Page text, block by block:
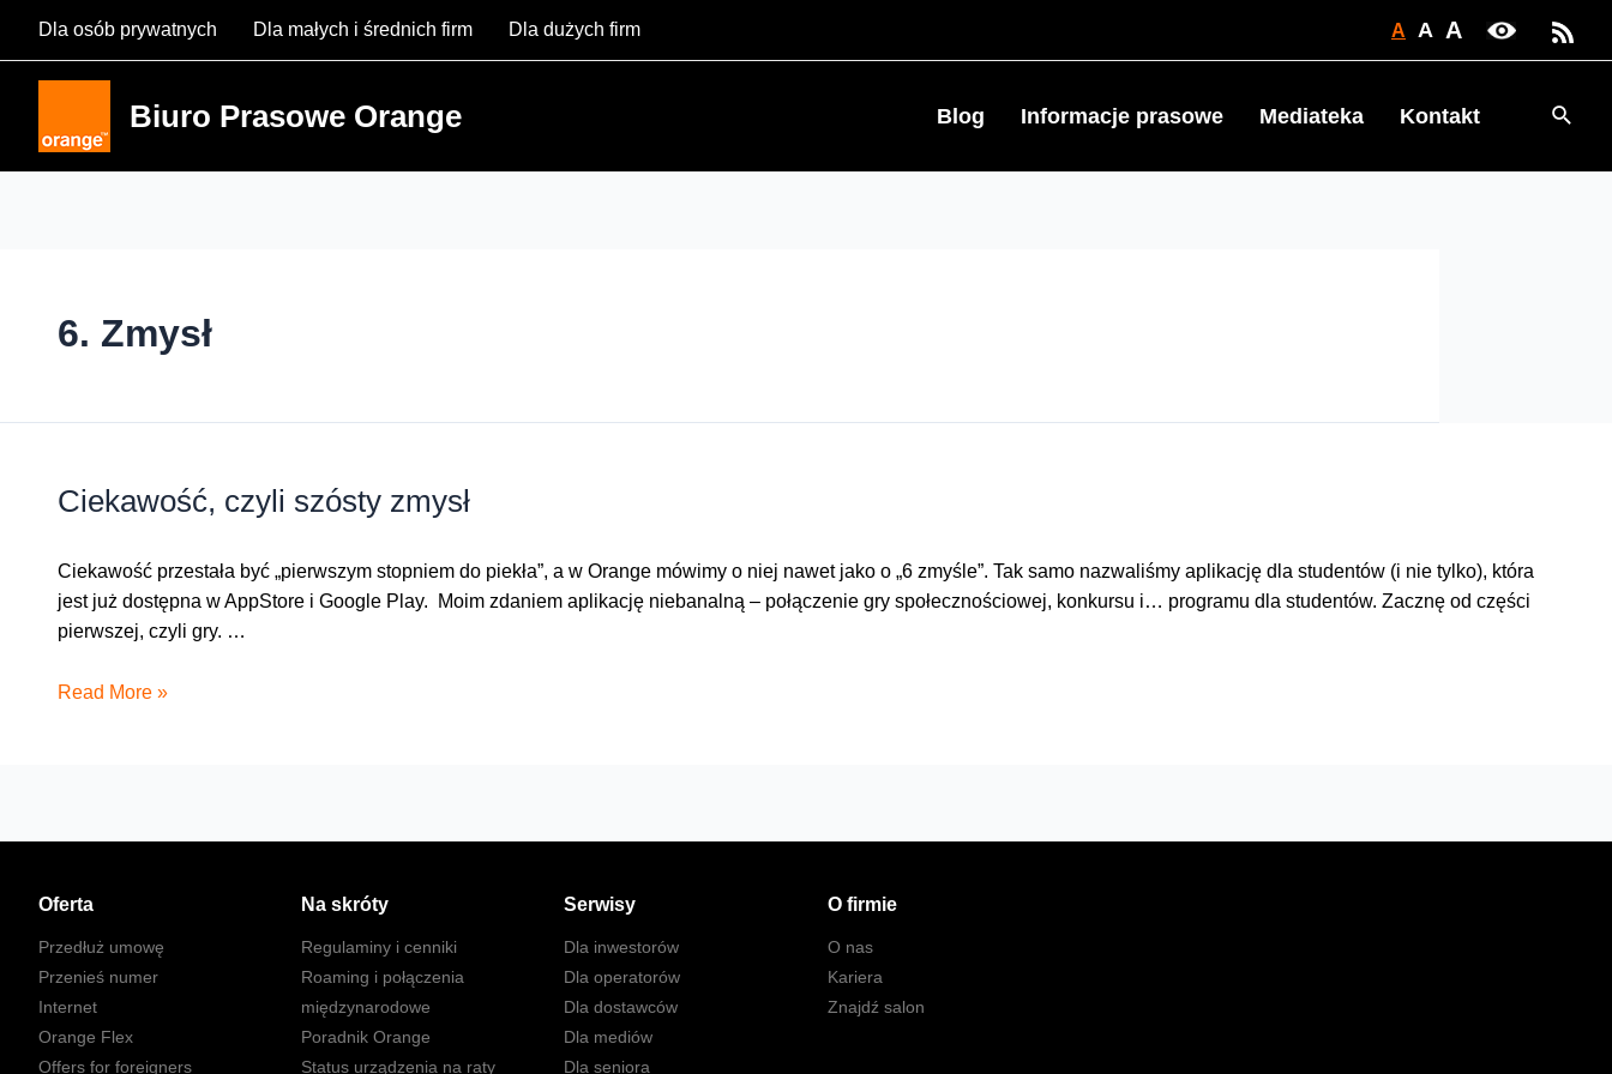
Dla osób prywatnych Dla małych i średnich firm Dla dużych firm A A A
Biuro Prasowe Orange Blog Informacje prasowe Mediateka Kontakt
6. Zmysł
Ciekawość, czyli szósty zmysł
Ciekawość przestała być „pierwszym stopniem do piekła”, a w Orange mówimy o niej nawet jako o „6 zmyśle”. Tak samo nazwaliśmy aplikację dla studentów (i nie tylko), która
jest już dostępna w AppStore i Google Play. Moim zdaniem aplikację niebanalną – połączenie gry społecznościowej, konkursu i… programu dla studentów. Zacznę od części
pierwszej, czyli gry. …
Ciekawość,
Read More »
Oferta
Przedłuż umowę
Przenieś numer
Internet
Orange Flex
Offers for foreigners
Na skróty
Regulaminy i cenniki
Roaming i połączenia
międzynarodowe
Poradnik Orange
Status urządzenia na raty
Serwisy
Dla inwestorów
Dla operatorów
Dla dostawców
Dla mediów
Dla seniora
O firmie
O nas
Kariera
Znajdź salon